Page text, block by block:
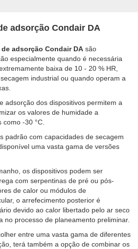
adsorção Condair DA
adsorção Condair DA são
especialmente quando é necessária
baixa de 10 - 20 % HR,
industrial ou quando operam a
adsorção dos dispositivos permitem a
os valores de humidade a
-30 °C.
padrão com capacidades de secagem
uma vasta gama de versões
os dispositivos podem ser
com serpentinas de pré ou pós-
de calor ou módulos de
o arrefecimento posterior é
devido ao calor libertado pelo ar seco
no processo de planeamento preliminar.
entre uma vasta gama de diferentes
terá também a opção de combinar os